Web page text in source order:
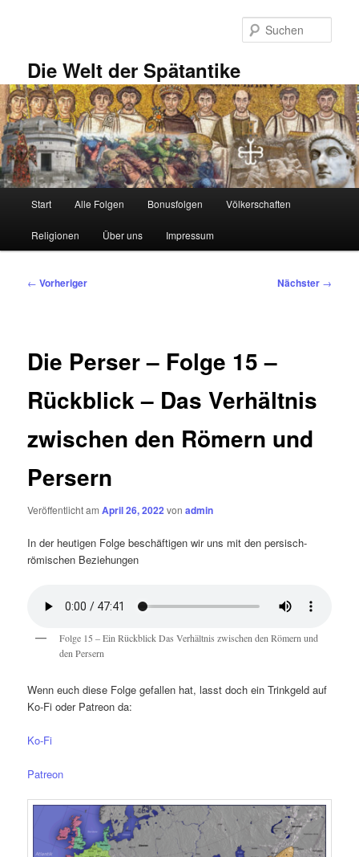
Die Welt der Spätantike
Start Alle Folgen Bonusfolgen Völkerschaften
Religionen Über uns Impressum
Beitragsnavigation
← Vorheriger Nächster →
Die Perser – Folge 15 –
Rückblick – Das Verhältnis
zwischen den Römern und
Persern
Veröffentlicht amApril 26, 2022vonadmin
In der heutigen Folge beschäftigen wir uns mit den persisch-
römischen Beziehungen
Folge 15 – Ein Rückblick Das Verhältnis zwischen den Römern und
den Persern
Wenn euch diese Folge gefallen hat, lasst doch ein Trinkgeld auf
Ko-Fi oder Patreon da:
Ko-Fi
Patreon